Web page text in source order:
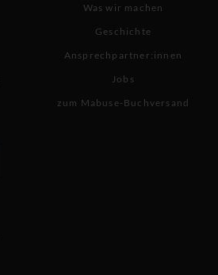
Was wir machen
Geschichte
Ansprechpartner:innen
Jobs
zum Mabuse-Buchversand